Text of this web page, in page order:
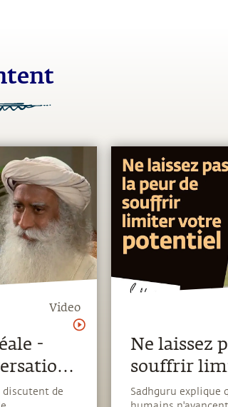
Video
-
discutent de
Ne laissez
souffrir
potentiel
Sadhguru explique